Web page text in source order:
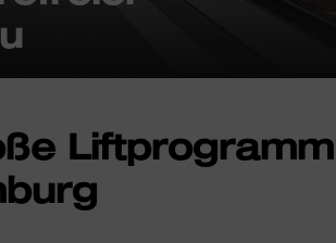
Liftprogramm